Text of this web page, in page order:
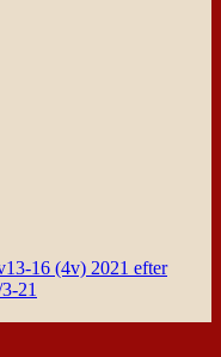
16 (4v) 2021 efter
21